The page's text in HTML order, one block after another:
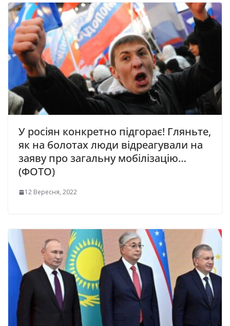
У росіян конкретно підгорає! Гляньте,
як на болотах люди відреагували на
заяву про загальну мобілізацію…
(ФОТО)
12 Вересня, 2022